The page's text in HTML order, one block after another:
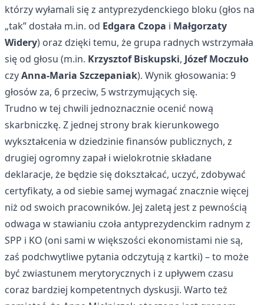
którzy wyłamali się z antyprezydenckiego bloku (głos na
„tak” dostała m.in. od Edgara Czopa i Małgorzaty
Widery) oraz dzięki temu, że grupa radnych wstrzymała
się od głosu (m.in. Krzysztof Biskupski, Józef Moczuło
czyAnna-Maria Szczepaniak). Wynik głosowania: 9
głosów za, 6 przeciw, 5 wstrzymujących się.
Trudno w tej chwili jednoznacznie ocenić nową
skarbniczkę. Z jednej strony brak kierunkowego
wykształcenia w dziedzinie finansów publicznych, z
drugiej ogromny zapał i wielokrotnie składane
deklaracje, że będzie się dokształcać, uczyć, zdobywać
certyfikaty, a od siebie samej wymagać znacznie więcej
niż od swoich pracowników. Jej zaletą jest z pewnością
odwaga w stawianiu czoła antyprezydenckim radnym z
SPP i KO (oni sami w większości ekonomistami nie są,
zaś podchwytliwe pytania odczytują z kartki) – to może
być zwiastunem merytorycznych i z upływem czasu
coraz bardziej kompetentnych dyskusji. Warto też